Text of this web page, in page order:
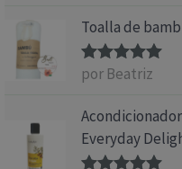
Toalla de
Valorado
por Beatriz
Acondicionador
Everyday